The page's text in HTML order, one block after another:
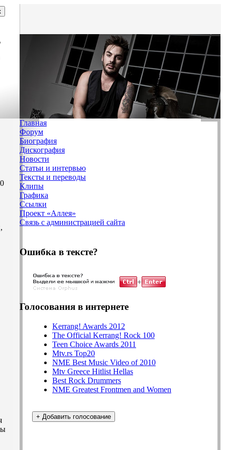
Главная
Форум
Биография
Дискография
Новости
Статьи и интервью
Тексты и переводы
Клипы
Графика
Ссылки
Проект «Аллея»
Связь с администрацией сайта
Ошибка в тексте?
Голосования в интернете
Kerrang! Awards 2012
The Official Kerrang! Rock 100
Teen Choice Awards 2011
Mtv.rs Top20
NME Best Music Video of 2010
Mtv Greece Hitlist Hellas
Best Rock Drummers
NME Greatest Frontmen and Women